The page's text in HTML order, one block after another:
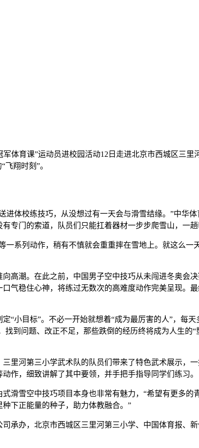
体育课”运动员进校园活动12日走进北京市西城区三
翔时刻”。
校练技巧，从没想过有一天会与滑雪结缘。”中华
专门的索道，队员们只能扛着器材一步步爬雪山，一
系列动作，稍有不慎就会重重摔在雪地上。就这么一
潮。在此之前，中国男子空中技巧从未闯进冬奥会决
气稳住心神，将练过无数次的高难度动作完美呈现。
目标”。不必一开始就想着“成为最厉害的人”，每
到问题、改正不足，那些跌倒的经历终将成为人生的
河第三小学武术队的队员们带来了特色武术展示，
作，细致讲解了其中要领，并手把手指导同学们练习。
雪空中技巧项目本身也非常有魅力，“希望有更多的
下正能量的种子，助力体教融合。”
办，北京市西城区三里河第三小学、中国体育报、新